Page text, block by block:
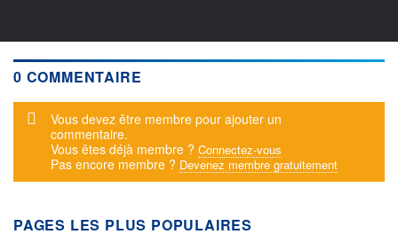
0 COMMENTAIRE
Message d'alerte
Vous devez être membre pour ajouter un
commentaire.
Vous êtes déjà membre ? Connectez-vous
Pas encore membre ? Devenez membre gratuitement
PAGES LES PLUS POPULAIRES